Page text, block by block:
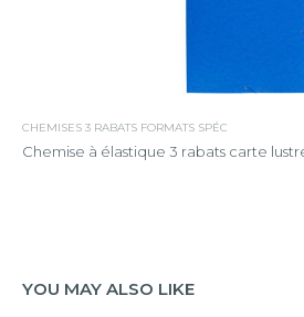
CHEMISES 3 RABATS FORMATS SPÉC
Chemise à élastique 3 rabats carte
YOU MAY ALSO LIKE